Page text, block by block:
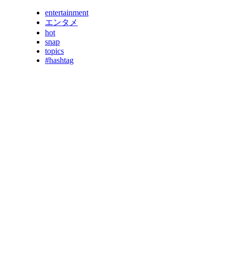
entertainment
エンタメ
hot
snap
topics
#hashtag